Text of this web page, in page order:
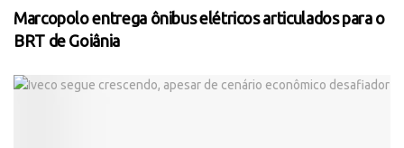
Marcopolo entrega ônibus elétricos articulados para o
BRT de Goiânia